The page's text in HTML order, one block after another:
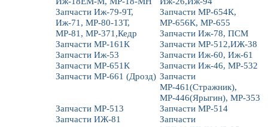
Запчасти Иж-79-9Т,
Иж-71, МР-80-13Т,
МР-81, МР-371,Кедр
Запчасти МР-654К,
МР-656К, МР-655
Запчасти Иж-78, ПСМ
Запчасти МР-161К
Запчасти МР-512,ИЖ-38
Запчасти Иж-53
Запчасти Иж-60, Иж-61
Запчасти МР-651К
Запчасти Иж-46, МР-532
Запчасти МР-661 (Дрозд) Запчасти
МР-461(Стражник),
МР-446(Ярыгин), МР-353
Запчасти МР-513
Запчасти МР-514
Запчасти ИЖ-81
Запчасти